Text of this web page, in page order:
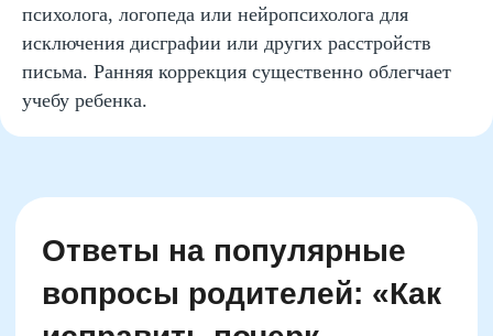
психолога, логопеда или нейропсихолога для
исключения дисграфии или других расстройств
письма. Ранняя коррекция существенно облегчает
учебу ребенка.